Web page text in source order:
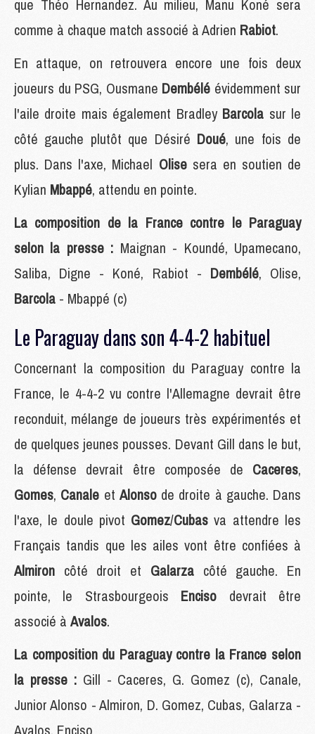
que Théo Hernandez. Au milieu, Manu Koné sera
comme à chaque match associé à Adrien Rabiot.
En attaque, on retrouvera encore une fois deux
joueurs du PSG, Ousmane Dembélé évidemment sur
l'aile droite mais également Bradley Barcola sur le
côté gauche plutôt que Désiré Doué, une fois de
plus. Dans l'axe, Michael Olise sera en soutien de
Kylian Mbappé, attendu en pointe.
La composition de la France contre le Paraguay
selon la presse : Maignan - Koundé, Upamecano,
Saliba, Digne - Koné, Rabiot - Dembélé, Olise,
Barcola - Mbappé (c)
Le Paraguay dans son 4-4-2 habituel
Concernant la composition du Paraguay contre la
France, le 4-4-2 vu contre l'Allemagne devrait être
reconduit, mélange de joueurs très expérimentés et
de quelques jeunes pousses. Devant Gill dans le but,
la défense devrait être composée de Caceres,
Gomes, Canale et Alonso de droite à gauche. Dans
l'axe, le doule pivot Gomez/Cubasva attendre les
Français tandis que les ailes vont être confiées à
Almiron côté droit et Galarza côté gauche. En
pointe, le Strasbourgeois Enciso devrait être
associé à Avalos.
La composition du Paraguay contre la France selon
la presse :Gill - Caceres, G. Gomez (c), Canale,
Junior Alonso - Almiron, D. Gomez, Cubas, Galarza -
Avalos, Enciso